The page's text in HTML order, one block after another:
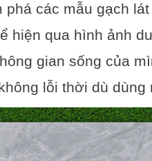
phá các mẫu gạch
hiện qua hình ảnh
gian sống của
lỗi thời dù dùng